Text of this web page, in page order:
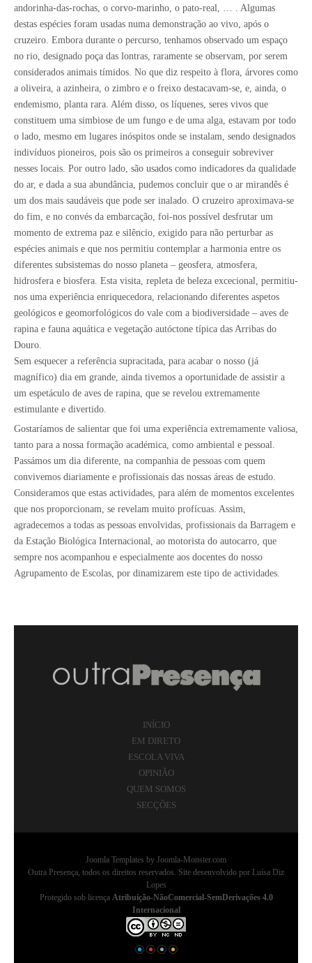
andorinha-das-rochas, o corvo-marinho, o pato-real, … . Algumas
destas espécies foram usadas numa demonstração ao vivo, após o
cruzeiro. Embora durante o percurso, tenhamos observado um espaço
no rio, designado poça das lontras, raramente se observam, por serem
considerados animais tímidos. No que diz respeito à flora, árvores como
a oliveira, a azinheira, o zimbro e o freixo destacavam-se, e, ainda, o
endemismo, planta rara. Além disso, os líquenes, seres vivos que
constituem uma simbiose de um fungo e de uma alga, estavam por todo
o lado, mesmo em lugares inóspitos onde se instalam, sendo designados
indivíduos pioneiros, pois são os primeiros a conseguir sobreviver
nesses locais. Por outro lado, são usados como indicadores da qualidade
do ar, e dada a sua abundância, pudemos concluir que o ar mirandês é
um dos mais saudáveis que pode ser inalado. O cruzeiro aproximava-se
do fim, e no convés da embarcação, foi-nos possível desfrutar um
momento de extrema paz e silêncio, exigido para não perturbar as
espécies animais e que nos permitiu contemplar a harmonia entre os
diferentes subsistemas do nosso planeta – geosfera, atmosfera,
hidrosfera e biosfera. Esta visita, repleta de beleza excecional, permitiu-
nos uma experiência enriquecedora, relacionando diferentes aspetos
geológicos e geomorfológicos do vale com a biodiversidade – aves de
rapina e fauna aquática e vegetação autóctone típica das Arribas do
Douro.
Sem esquecer a referência supracitada, para acabar o nosso (já
magnífico) dia em grande, ainda tivemos a oportunidade de assistir a
um espetáculo de aves de rapina, que se revelou extremamente
estimulante e divertido.
Gostaríamos de salientar que foi uma experiência extremamente valiosa,
tanto para a nossa formação académica, como ambiental e pessoal.
Passámos um dia diferente, na companhia de pessoas com quem
convivemos diariamente e profissionais das nossas áreas de estudo.
Consideramos que estas actividades, para além de momentos excelentes
que nos proporcionam, se revelam muito profícuas. Assim,
agradecemos a todas as pessoas envolvidas, profissionais da Barragem e
da Estação Biológica Internacional, ao motorista do autocarro, que
sempre nos acompanhou e especialmente aos docentes do nosso
Agrupamento de Escolas, por dinamizarem este tipo de actividades.
INÍCIO
EM DIRETO
ESCOLA VIVA
OPINIÃO
QUEM SOMOS
SECÇÕES
Joomla Templates by Joomla-Monster.com
Outra Presença, todos os direitos reservados. Site desenvolvido por Luísa Diz
Lopes
Protegido sob licença Atribuição-NãoComercial-SemDerivações 4.0
Internacional